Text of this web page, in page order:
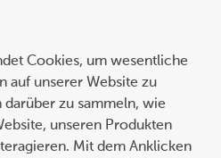
Cookies, um wesentliche
auf unserer Website zu
zu sammeln, wie
unseren Produkten
Mit dem Anklicken